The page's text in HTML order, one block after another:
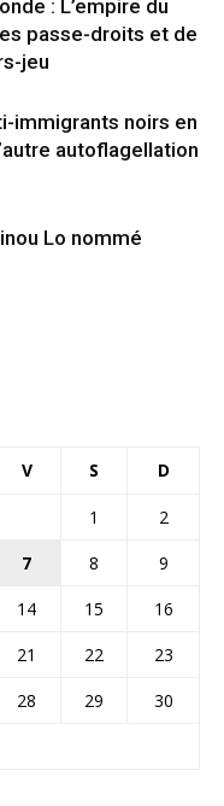
: L’empire du
passe-droits et de
jeu
immigrants noirs en
autoflagellation
Lo nommé
V S D
1
2
7 8
9
14 15
16
21 22
23
28 29
30